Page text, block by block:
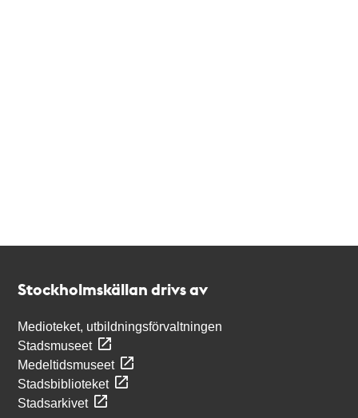
Stockholmskällan drivs av
Medioteket, utbildningsförvaltningen
Stadsmuseet
Medeltidsmuseet
Stadsbiblioteket
Stadsarkivet